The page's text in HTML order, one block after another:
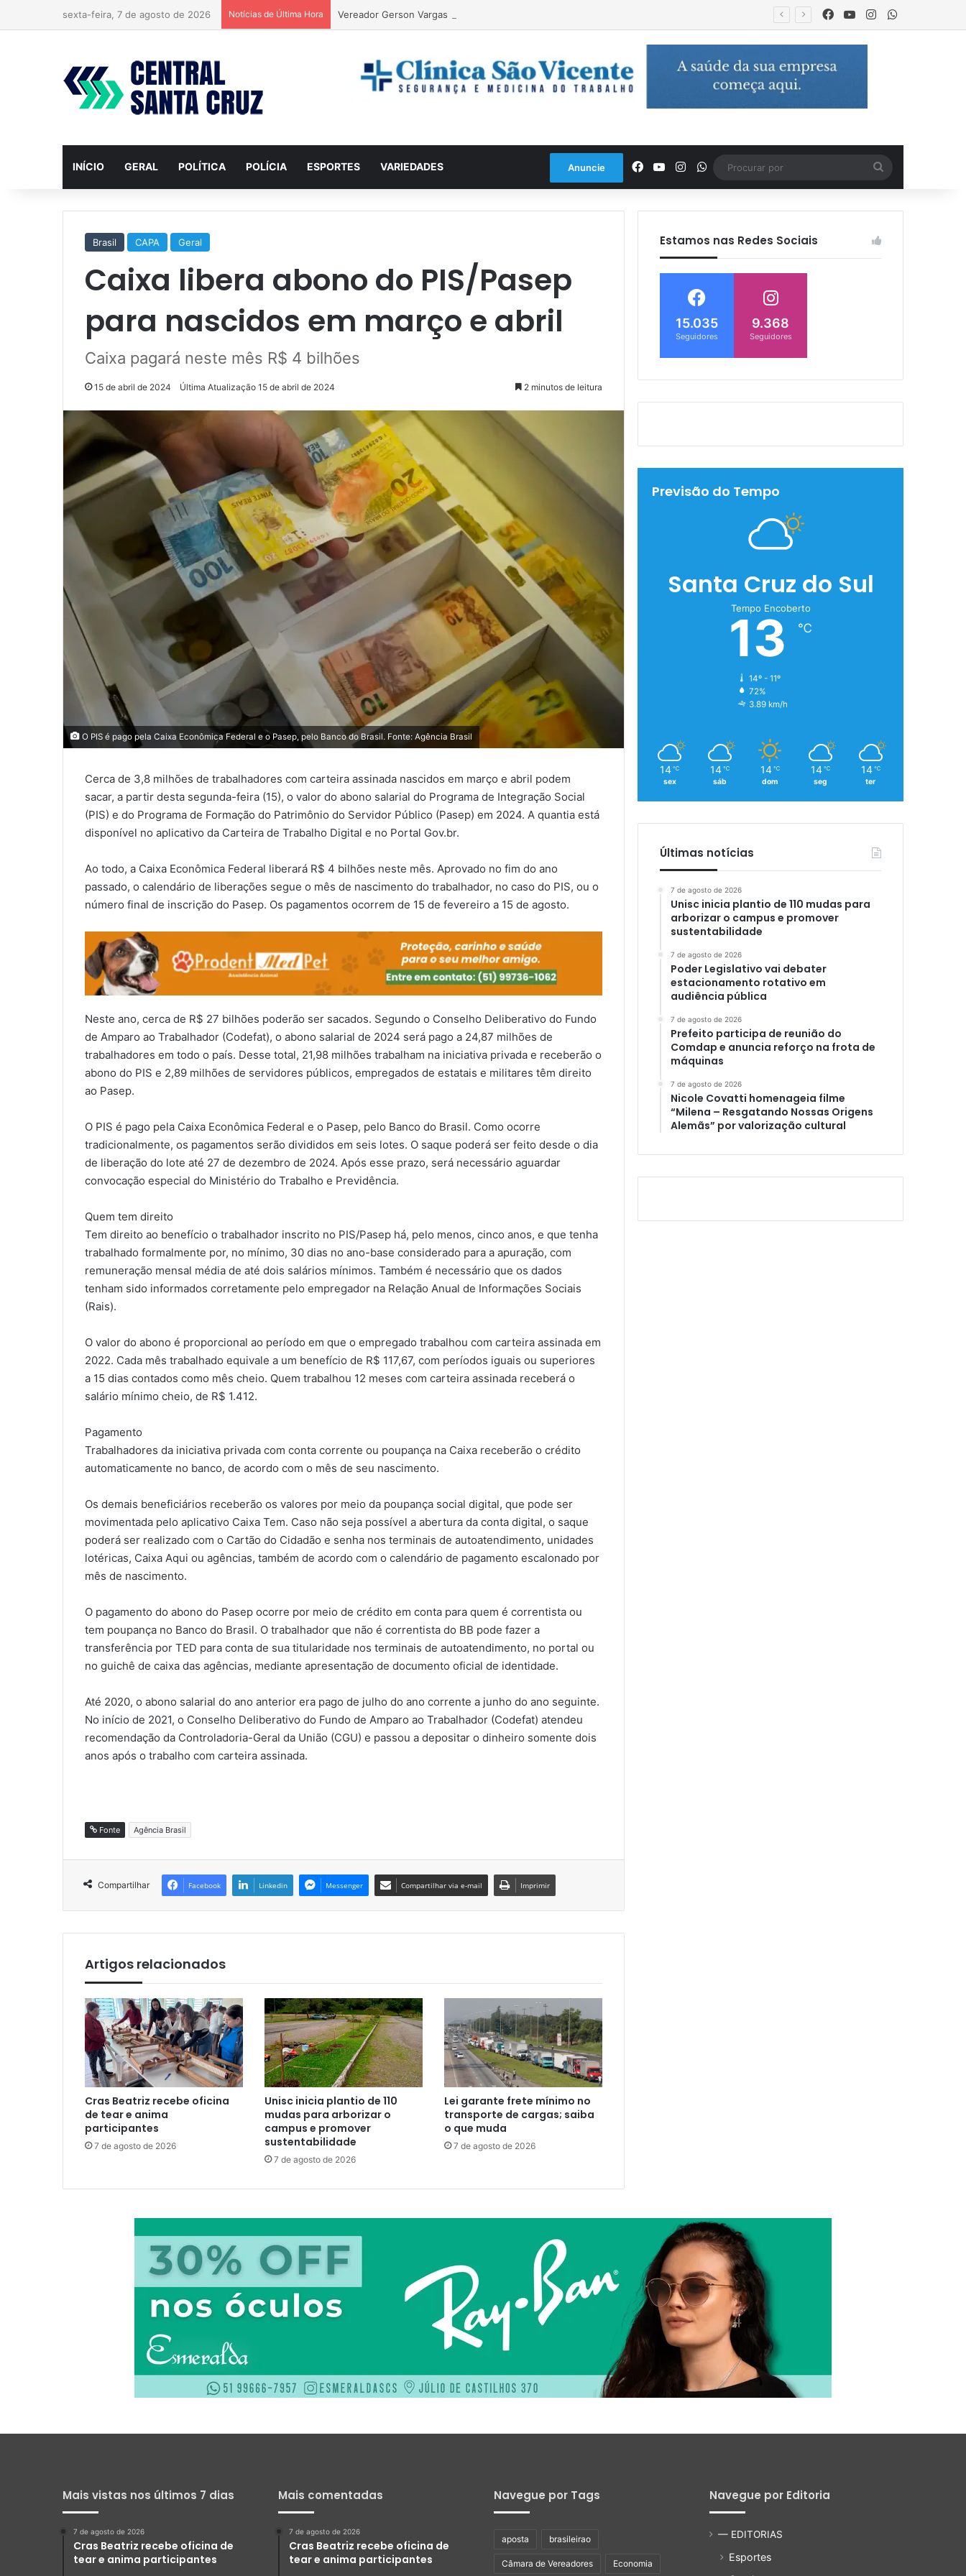
sexta-feira, 7 de agosto de 2026 Notícias de Última Hora Vereador Gerson Vargas solicita poda de tipuanas para garantir segurança Facebook
YouTubeInstagram
INÍCIO GERAL POLÍTICA POLÍCIA ESPORTES VARIEDADES Anuncie Facebook
YouTubeInstagramWhatsApp
por
Brasil CAPA Geral
Caixa libera abono do PIS/Pasep
para nascidos em março e abril
Caixa pagará neste mês R$ 4 bilhões
15 de abril de 2024 Última Atualização 15 de abril de 2024 2 minutos de leitura
O PIS é pago pela Caixa Econômica Federal e o Pasep, pelo Banco do Brasil. Fonte: Agência Brasil
Cerca de 3,8 milhões de trabalhadores com carteira assinada nascidos em março e abril podem
sacar, a partir desta segunda-feira (15), o valor do abono salarial do Programa de Integração Social
(PIS) e do Programa de Formação do Patrimônio do Servidor Público (Pasep) em 2024. A quantia está
disponível no aplicativo da Carteira de Trabalho Digital e no Portal Gov.br.
Ao todo, a Caixa Econômica Federal liberará R$ 4 bilhões neste mês. Aprovado no fim do ano
passado, o calendário de liberações segue o mês de nascimento do trabalhador, no caso do PIS, ou o
número final de inscrição do Pasep. Os pagamentos ocorrem de 15 de fevereiro a 15 de agosto.
Neste ano, cerca de R$ 27 bilhões poderão ser sacados. Segundo o Conselho Deliberativo do Fundo
de Amparo ao Trabalhador (Codefat), o abono salarial de 2024 será pago a 24,87 milhões de
trabalhadores em todo o país. Desse total, 21,98 milhões trabalham na iniciativa privada e receberão o
abono do PIS e 2,89 milhões de servidores públicos, empregados de estatais e militares têm direito
ao Pasep.
O PIS é pago pela Caixa Econômica Federal e o Pasep, pelo Banco do Brasil. Como ocorre
tradicionalmente, os pagamentos serão divididos em seis lotes. O saque poderá ser feito desde o dia
de liberação do lote até 27 de dezembro de 2024. Após esse prazo, será necessário aguardar
convocação especial do Ministério do Trabalho e Previdência.
Quem tem direito
Tem direito ao benefício o trabalhador inscrito no PIS/Pasep há, pelo menos, cinco anos, e que tenha
trabalhado formalmente por, no mínimo, 30 dias no ano-base considerado para a apuração, com
remuneração mensal média de até dois salários mínimos. Também é necessário que os dados
tenham sido informados corretamente pelo empregador na Relação Anual de Informações Sociais
(Rais).
O valor do abono é proporcional ao período em que o empregado trabalhou com carteira assinada em
2022. Cada mês trabalhado equivale a um benefício de R$ 117,67, com períodos iguais ou superiores
a 15 dias contados como mês cheio. Quem trabalhou 12 meses com carteira assinada receberá o
salário mínimo cheio, de R$ 1.412.
Pagamento
Trabalhadores da iniciativa privada com conta corrente ou poupança na Caixa receberão o crédito
automaticamente no banco, de acordo com o mês de seu nascimento.
Os demais beneficiários receberão os valores por meio da poupança social digital, que pode ser
movimentada pelo aplicativo Caixa Tem. Caso não seja possível a abertura da conta digital, o saque
poderá ser realizado com o Cartão do Cidadão e senha nos terminais de autoatendimento, unidades
lotéricas, Caixa Aqui ou agências, também de acordo com o calendário de pagamento escalonado por
mês de nascimento.
O pagamento do abono do Pasep ocorre por meio de crédito em conta para quem é correntista ou
tem poupança no Banco do Brasil. O trabalhador que não é correntista do BB pode fazer a
transferência por TED para conta de sua titularidade nos terminais de autoatendimento, no portal ou
no guichê de caixa das agências, mediante apresentação de documento oficial de identidade.
Até 2020, o abono salarial do ano anterior era pago de julho do ano corrente a junho do ano seguinte.
No início de 2021, o Conselho Deliberativo do Fundo de Amparo ao Trabalhador (Codefat) atendeu
recomendação da Controladoria-Geral da União (CGU) e passou a depositar o dinheiro somente dois
anos após o trabalho com carteira assinada.
Fonte Agência Brasil
Compartilhar Facebook Linkedin Messenger Compartilhar via e-mail Imprimir
Artigos relacionados
Cras Beatriz recebe oficina
de tear e anima
participantes
7 de agosto de 2026
Unisc inicia plantio de 110
mudas para arborizar o
campus e promover
sustentabilidade
7 de agosto de 2026
Lei garante frete mínimo no
transporte de cargas; saiba
o que muda
7 de agosto de 2026
Estamos nas Redes Sociais
15.035
Seguidores
9.368
Seguidores
Previsão do Tempo
Santa Cruz do Sul
Tempo Encoberto
13 ℃
14º - 11º
72%
3.89 km/h
14 ℃
sex
14 ℃
sáb
14 ℃
dom
14 ℃
seg
14 ℃
ter
Últimas notícias
7 de agosto de 2026
Unisc inicia plantio de 110 mudas para
arborizar o campus e promover
sustentabilidade
7 de agosto de 2026
Poder Legislativo vai debater
estacionamento rotativo em
audiência pública
7 de agosto de 2026
Prefeito participa de reunião do
Comdap e anuncia reforço na frota de
máquinas
7 de agosto de 2026
Nicole Covatti homenageia filme
“Milena – Resgatando Nossas Origens
Alemãs” por valorização cultural
Mais vistas nos últimos 7 dias
7 de agosto de 2026
Cras Beatriz recebe oficina de
tear e anima participantes
Mais comentadas
7 de agosto de 2026
Cras Beatriz recebe oficina de
tear e anima participantes
Navegue por Tags
aposta brasileirao
Câmara de Vereadores Economia
Navegue por Editoria
— EDITORIAS
Esportes